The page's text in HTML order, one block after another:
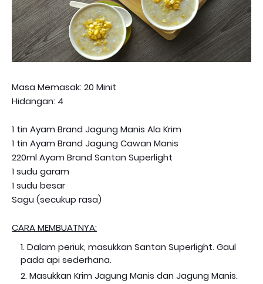
Masa Memasak: 20 Minit
Hidangan: 4
1 tin Ayam Brand Jagung Manis Ala Krim
1 tin Ayam Brand Jagung Cawan Manis
220ml Ayam Brand Santan Superlight
1 sudu garam
1 sudu besar
Sagu (secukup rasa)
CARA MEMBUATNYA:
Dalam periuk, masukkan Santan Superlight. Gaul
pada api sederhana.
Masukkan Krim Jagung Manis dan Jagung Manis.